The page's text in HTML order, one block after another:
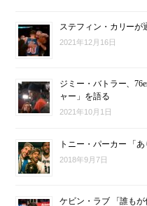
ステフィン・カリーが
2021年12月16日
ジミー・バトラー、
ャー」を語る
2021年10月1日
トニー・パーカー 「
2018年9月7日
ケビン・ラブ 「誰もが